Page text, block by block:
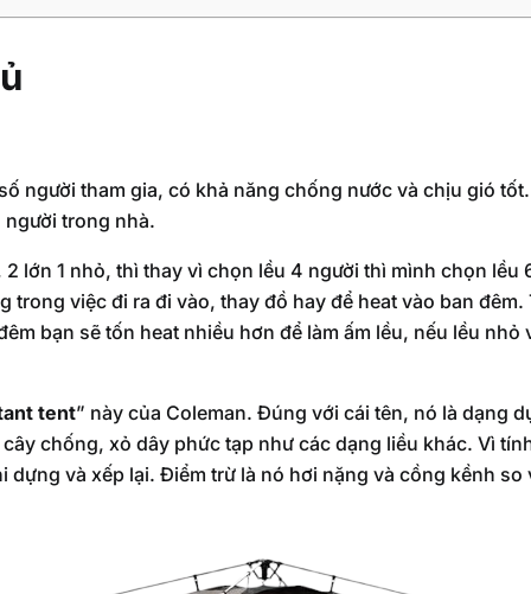
người tham gia, có khả năng chống nước và chịu gió
trong nhà.
lớn 1 nhỏ, thì thay vì chọn lều 4 người thì mình chọn lều
trong việc đi ra đi vào, thay đồ hay để heat vào ban
bạn sẽ tốn heat nhiều hơn để làm ấm lều, nếu lều
tent” này của Coleman. Đúng với cái tên, nó là dạng
chống, xỏ dây phức tạp như các dạng liều khác. Vì
dựng và xếp lại. Điểm trừ là nó hơi nặng và cồng kềnh